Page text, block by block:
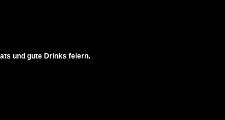
und gute Drinks feiern.